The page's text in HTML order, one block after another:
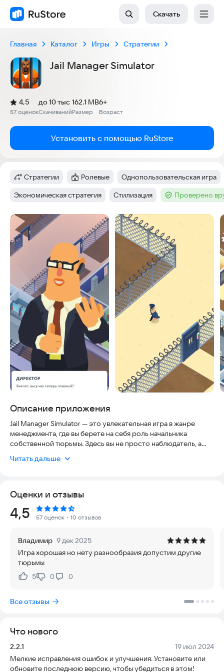
Скачать
Главная Каталог Игры Стратегии
Jail Manager Simulator
Рейтинг:
4,5
(
57 оценок
)
Скачиваний
до 10 тыс
Размер
162.1 MB
Возраст
6+
Установить с помощью RuStore
Категория:
Стратегии Категория:
Ролевые Тег:
Однопользовательская игра
Тег:
Экономическая стратегия Тег:
Стилизация Тег :Проверено
Скриншоты
Описание приложения
Jail Manager Simulator — это увлекательная игра в жанре
менеджмента, где вы берете на себя роль начальника
собственной тюрьмы. Здесь вы не просто наблюдатель, а
учреждением, принимать стратегические решения и
Начните свой путь с небольшого и скромного заведения,
чтобы со временем превратить его в неприступную
крепость строгого режима. Главная цель игры —
поддерживать строгий порядок, эффективно
любые попытки дерзких побегов. Для этого вам предстоит
оснастить тюрьму передовыми системами безопасности,
нанять высококвалифицированный персонал и наладить
бесперебойную работу всего учреждения.
контроль и безопасность. Вам также придется заботиться о
обслуживание и интересные развлекательные мероприятия.
Чем счастливее и спокойнее чувствуют себя заключенные,
эффективность вашей империи.
Читать дальше
Оценки и отзывы
Рейтинг:
4,5 57 оценок ・10 отзывов
Владимир 9 дек 2025
Игра хорошая но нету разнообразия допустим другие
тюрьмы
Нравится:
5Не нравится:
0 0
Все отзывы
Что нового
Версия:
2.2.1 Дата:
19 июл 2024
Мелкие исправления ошибок и улучшения. Установите или
обновите последнюю версию, чтобы убедиться в этом!